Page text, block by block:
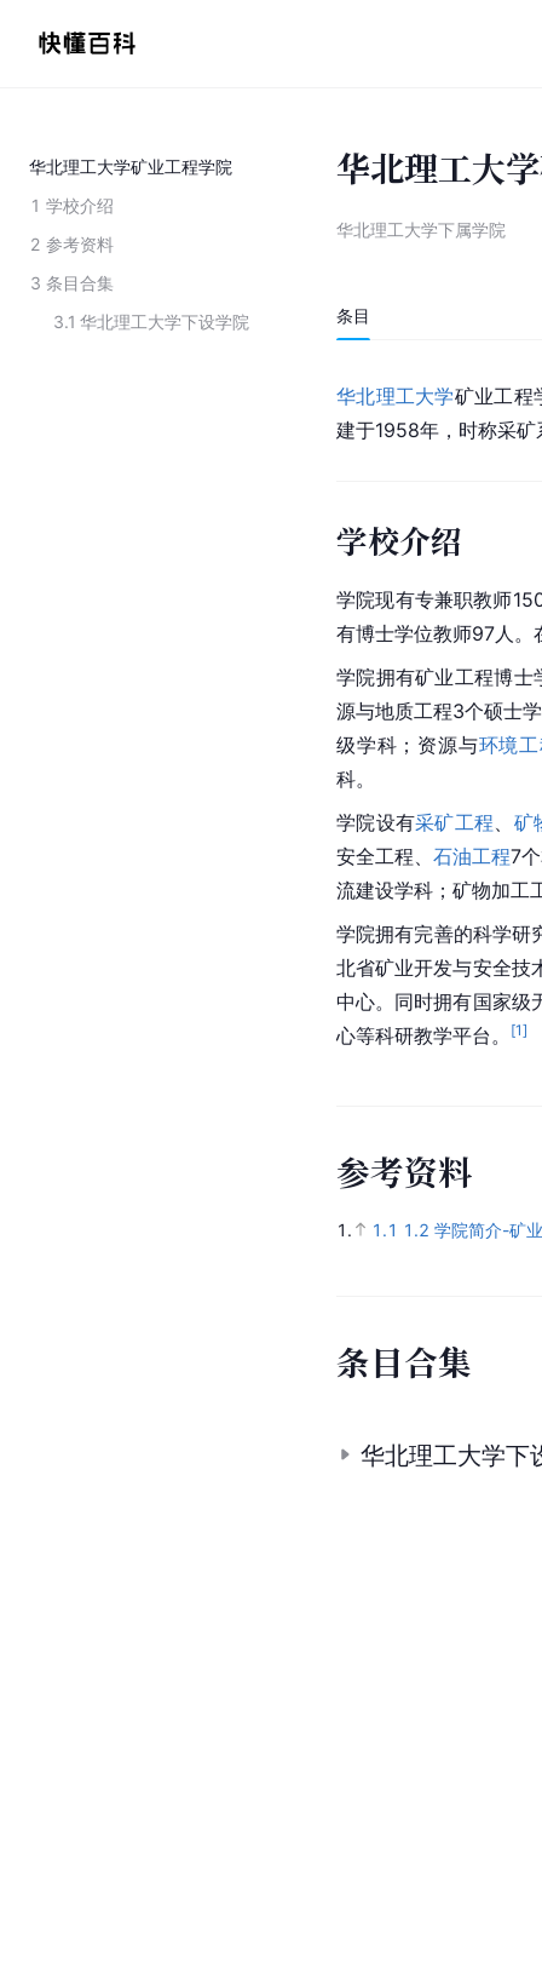
华北理工大学矿业工程学院
1 学校介绍
2 参考资料
3 条目合集
3.1 华北理工大学下设学院
华北理工大
华北理工大学下属学院
条目
华北理工大学矿业工程
建于1958年，时称采矿
学校介绍
学院现有专兼职教师
有博士学位教师97人
学院拥有矿业工程博士
源与地质工程3个硕士
级学科；资源与环境
科。
学院设有采矿工程
矿
安全工程、石油工程7
流建设学科；矿物加工
学院拥有完善的科学
北省矿业开发与安全技
中心。同时拥有国家级
心等科研教学平台。
[1]
参考资料
1. 1.1 1.2 学院简介-矿
条目合集
华北理工大学下